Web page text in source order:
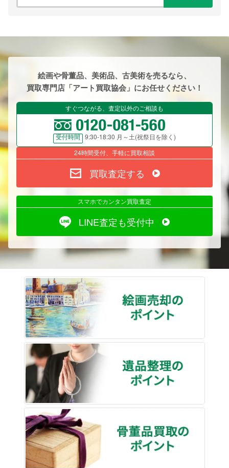
絵画や骨董品、美術品、古美術を売るなら、
買取専門店「アート買取協会」にお任せください！
すぐつながる、査定以外のご相談も
受付時間
9:30-18:30 月～土(祝祭日を除く)
24時間受付、手軽に買取相談
買取査定する
スマホでカンタン買取査定
LINE査定も受付中